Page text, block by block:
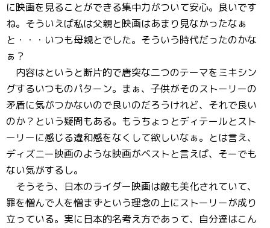
に映画を見ることができる集中力がついて安心。良いです
ね。そういえば私は父親と映画はあまり見なかったなぁ
と・・・いつも母親とでした。そういう時代だったのかな
ぁ？
内容はというと断片的で唐突な二つのテーマをミキシン
グするいつものパターン。まぁ、子供がそのストーリーの
矛盾に気がつかないので良いのだろうけれど、それで良い
のか？という疑問もある。もうちょっとディテールとスト
ーリーに感じる違和感をなくして欲しいなぁ。とは言え、
ディズニー映画のような映画がベストと言えば、そーでも
ない気がするし。
そうそう、日本のライダー映画は敵も美化されていて、
罪を憎んで人を憎まずという理念の上にストーリーが成り
立っている。実に日本的名考え方であって、自分達はこん